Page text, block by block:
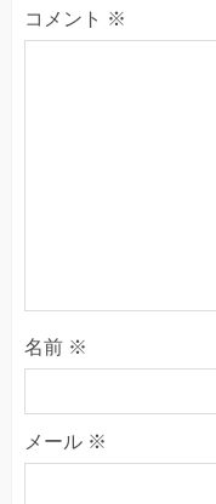
コメント ※
名前 ※
メール ※